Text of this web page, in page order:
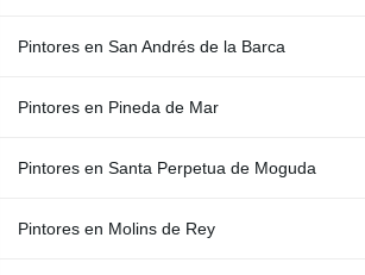
Pintores en San Andrés de la Barca
Pintores en Pineda de Mar
Pintores en Santa Perpetua de Moguda
Pintores en Molins de Rey